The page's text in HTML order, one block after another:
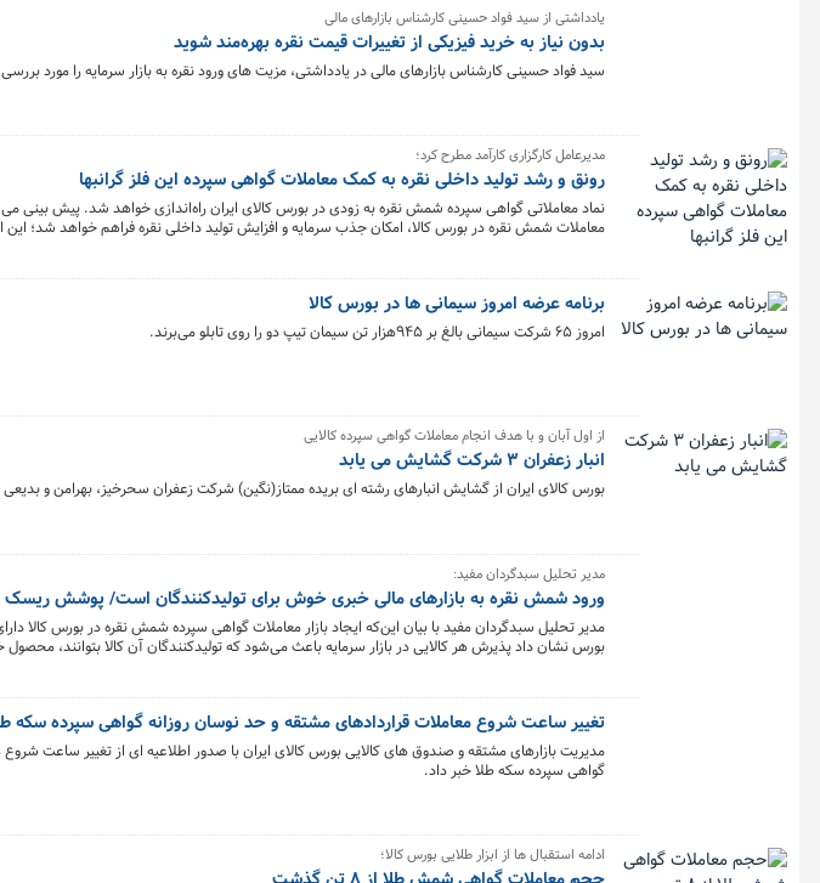
یادداشتی از سید فواد حسینی کارشناس بازارهای مالی
بدون نیاز به خرید فیزیکی از تغییرات قیمت نقره بهره‌مند شوید
سید فواد حسینی کارشناس بازارهای مالی در یادداشتی، مزیت های ورود نقره به بازار سرمایه را مورد
مدیرعامل کارگزاری کارآمد مطرح کرد؛
رونق و رشد تولید داخلی نقره به کمک معاملات گواهی سپرده این فلز گرانبها
نماد معاملاتی گواهی سپرده شمش نقره به زودی در بورس کالای ایران راه‌اندازی خواهد شد. پیش بینی
معاملات شمش نقره در بورس کالا، امکان جذب سرمایه و افزایش تولید داخلی نقره فراهم خواهد شد؛ این
برنامه عرضه امروز سیمانی ها در بورس کالا
امروز ۶۵ شرکت سیمانی بالغ بر ۹۴۵هزار تن سیمان تیپ دو را روی تابلو می‌برند.
از اول آبان و با هدف انجام معاملات گواهی سپرده کالایی
انبار زعفران ۳ شرکت گشایش می یابد
بورس کالای ایران از گشایش انبارهای رشته ای بریده ممتاز(نگین) شرکت زعفران سحرخیز، بهرامن و بدیعی جهت
مدیر تحلیل سبدگردان مفید:
ورود شمش نقره به بازارهای مالی خبری خوش برای تولیدکنندگان است/ پوشش ریسک
مدیر تحلیل سبدگردان مفید با بیان این‌که ایجاد بازار معاملات گواهی سپرده شمش نقره در بورس
بورس نشان داد پذیرش هر کالایی در بازار سرمایه باعث می‌شود که تولیدکنندگان آن کالا بتوانند، محصول
تغییر ساعت شروع معاملات قراردادهای مشتقه و حد نوسان روزانه گواهی سپرده سکه
مدیریت بازارهای مشتقه و صندوق های کالایی بورس کالای ایران با صدور اطلاعیه ای از تغییر ساعت
گواهی سپرده سکه طلا خبر داد.
ادامه استقبال ها از ابزار طلایی بورس کالا؛